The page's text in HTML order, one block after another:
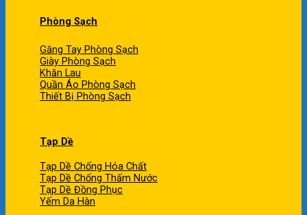
Phòng Sạch
Găng Tay Phòng Sạch
Giày Phòng Sạch
Khăn Lau
Quần Áo Phòng Sạch
Thiết Bị Phòng Sạch
Tạp Dề
Tạp Dề Chống Hóa Chất
Tạp Dề Chống Thấm Nước
Tạp Dề Đồng Phục
Yếm Da Hàn